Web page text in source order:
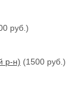
руб.)
р-н) (1500 руб.)